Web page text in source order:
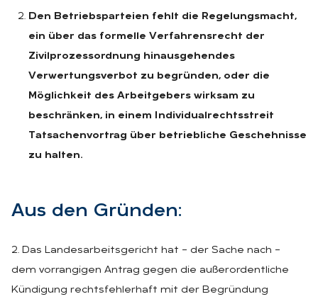
Den Betriebsparteien fehlt die Regelungsmacht,
ein über das formelle Verfahrensrecht der
Zivilprozessordnung hinausgehendes
Verwertungsverbot zu begründen, oder die
Möglichkeit des Arbeitgebers wirksam zu
beschränken, in einem Individualrechtsstreit
Tatsachenvortrag über betriebliche Geschehnisse
zu halten.
Aus den Grün­den:
2. Das Landesarbeitsgericht hat – der Sache nach –
dem vorrangigen Antrag gegen die außerordentliche
Kündigung rechtsfehlerhaft mit der Begründung